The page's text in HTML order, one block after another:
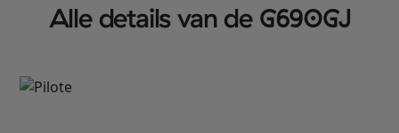
Alle details van de G690GJ